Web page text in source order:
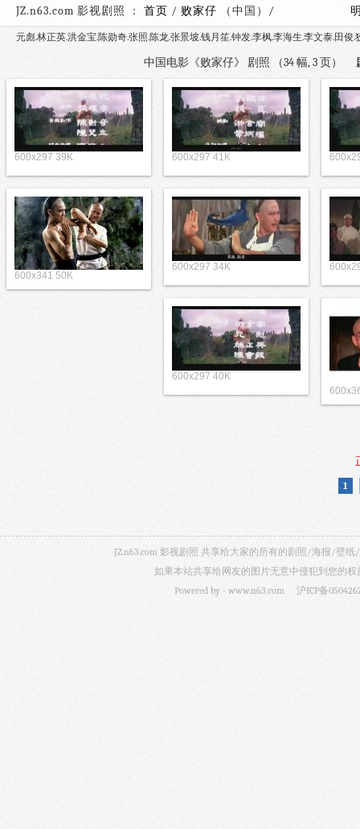
JZ.n63.com 影视剧照 ： 首页 / 败家仔 （中国）/
元彪.林正英.洪金宝.陈勋奇.张照.陈龙.张景坡.钱月笙.钟发.李枫.李海生.李文泰.田俊
中国电影《败家仔》 剧照 （34 幅, 3 页）
600x297 39K 600x297 41K
600x341 50K
600x297 34K
600x297 40K
1
JZ.n63.com 影视剧照 共享给大家的所有的剧照/海报/壁
如果本站共享给网友的图片无意中侵犯到您的
Powered by - www.n63.com 沪ICP备